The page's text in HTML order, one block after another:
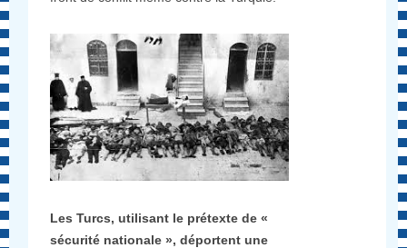
Les Turcs, utilisant le prétexte de «
sécurité nationale », déportent une